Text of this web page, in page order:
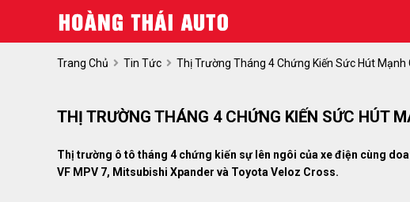
Trang Chủ Tin Tức Thị Trường Tháng 4 Chứng Kiến Sức Hút Mạnh
THỊ TRƯỜNG THÁNG 4 CHỨNG KIẾN SỨC HÚT
Thị trường ô tô tháng 4 chứng kiến sự lên ngôi của xe điện cùng
VF MPV 7, Mitsubishi Xpander và Toyota Veloz Cross.